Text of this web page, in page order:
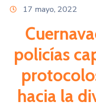
Citas17 mayo, 2022
policías
hacia la